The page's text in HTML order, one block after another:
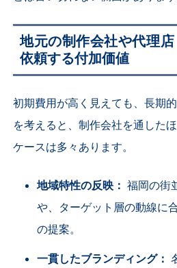
地元の制作会社や代理
依頼する付加価値
初期費用が高く見えても、長期
を考えると、制作会社を通した
ケースは多々あります。
地域特性の反映： 福岡の街
や、ターゲット層の動線に
の提案。
一貫したブランディング：